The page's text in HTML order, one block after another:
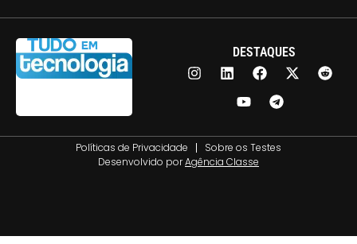
DESTAQUES
Políticas de Privacidade
Sobre os Testes
Desenvolvido porAgência Classe